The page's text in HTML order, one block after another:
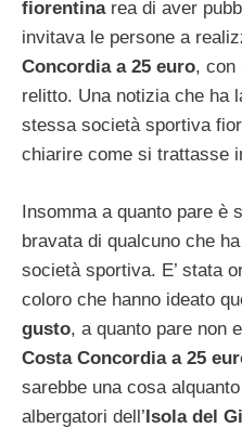
fiorentinarea di aver
invitava le persone a
Concordia a 25 euro, con
relitto. Una notizia che ha
stessa società sportiva
chiarire come si trattasse
Insomma a quanto pare è
bravata di qualcuno che
società sportiva. E’ stata
coloro che hanno ideato
gusto, a quanto pare non
Costa Concordia a 25
sarebbe una cosa
albergatori dell’Isola del